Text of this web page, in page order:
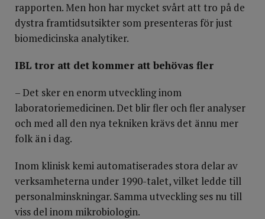
rapporten. Men hon har mycket svårt att tro på de
dystra framtidsutsikter som presenteras för just
biomedicinska analytiker.
IBL tror att det kommer att behövas fler
– Det sker en enorm utveckling inom
laboratoriemedicinen. Det blir fler och fler analyser
och med all den nya tekniken krävs det ännu mer
folk än i dag.
Inom klinisk kemi automatiserades stora delar av
verksamheterna under 1990-talet, vilket ledde till
personalminskningar. Samma utveckling ses nu till
viss del inom mikrobiologin.